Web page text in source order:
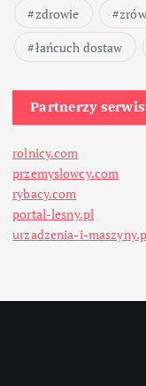
zdrowie
łańcuch dostaw
Partnerzy
rolnicy.com
przemyslowcy.com
rybacy.com
portal-lesny.pl
urzadzenia-i-